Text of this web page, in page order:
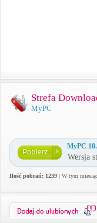
Strefa
MyPC
MyPC
Wersja
Ilość pobrań: 1239 | W tym
0